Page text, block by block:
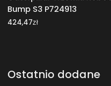
Bump S3 P724913
424,47zł
Ostatnio dodane